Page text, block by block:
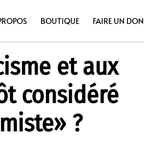
BOUTIQUE FAIRE UN DON
et aux
considéré
?